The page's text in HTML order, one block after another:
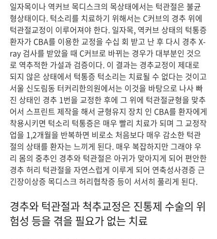
일자목이나 역커브 목디스크의 목상태에서는 턱관절은 불균
형상태이다. 턱소리를 치료하기 위해서는 C커브의 경추 위에
턱관절교정이 이루어져야 한다. 일자목, 역커브 상태의 턱통증
환자가 CBA를 이용한 교정을 수십 회 받고 난 후 다시 경추 X-
ray 검사를 받았을 때 C커브로 바뀌는 경우가 대부분인 것으
로 역추적한 가설과 검증이다. 이 결과는 경추교정이 제대로
되지 않은 상태에서 턱통증 턱소리는 치료될 수 없다는 것이고
서울 신도림동 터커리한의원에서는 이것을 바탕으로 나사 빠
진 상태인 경추 1번을 교정한 후에 그 위에 턱관절균형을 맞추
어서 스프린트 제작을 해서 균형유지 장치 인 CBA를 환자에게
착용시키면 턱소리 턱통증은 매우 빨리 치료가 되며 그 교정작
업을 1,2개월을 반복하면 비로소 처음보다 매우 감소한 턱관
절의 상태를 환자는 느끼게 된다. 매우 복잡하지만 그래야 우
리 몸의 중추인 경추와 턱관절은 아귀가 맞아지게 되어 편안한
경추 허리 턱관절을 자연스럽게 이루게 되어 연축성사경증 근
긴장이상증 목디스크 허리협착증 등이 서서히 풀리게 된다.
경추와 턱관절과 척추교정은 진통제 수술의 위
험성 등을 겪을 필요가 없는 치료